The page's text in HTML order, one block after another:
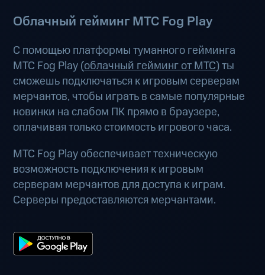
Облачный гейминг МТС Fog Play
С помощью платформы туманного гейминга
МТС Fog Play (облачный гейминг от МТС) ты
сможешь подключаться к игровым серверам
мерчантов, чтобы играть в самые популярные
новинки на слабом ПК прямо в браузере,
оплачивая только стоимость игрового часа.
МТС Fog Play обеспечивает техническую
возможность подключения к игровым
серверам мерчантов для доступа к играм.
Серверы предоставляются мерчантами.